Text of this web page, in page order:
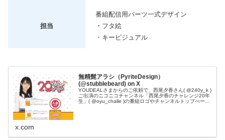
担当
番組配信用パーツ一式デザイン
・フタ絵
・キービジュアル
無精髭アラシ（PyriteDesign）
(@stubblebeard) on X
YOUDEALさまからのご依頼で、西尾夕香さん( @240y_k )
ご出演のニコニコチャンネル「西尾夕香のチャレンジ20年
生」( @oyu_challe )の番組ロゴやチャンネルトップぺージ
x.com